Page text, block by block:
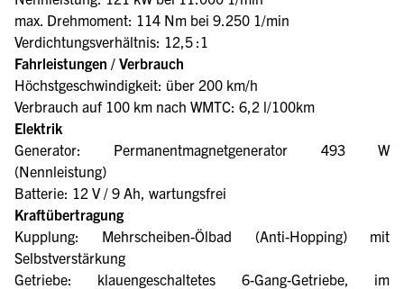
max. Drehmoment: 114 Nm bei 9.250 1/min
Verdichtungsverhältnis: 12,5 :1
Fahrleistungen / Verbrauch
Höchstgeschwindigkeit: über 200 km/h
Verbrauch auf 100 km nach WMTC: 6,2 l/100km
Elektrik
Generator: Permanentmagnetgenerator 493 W
(Nennleistung)
Batterie: 12 V / 9 Ah, wartungsfrei
Kraftübertragung
Kupplung: Mehrscheiben-Ölbad (Anti-Hopping) mit
Selbstverstärkung
Getriebe: klauengeschaltetes 6-Gang-Getriebe, im